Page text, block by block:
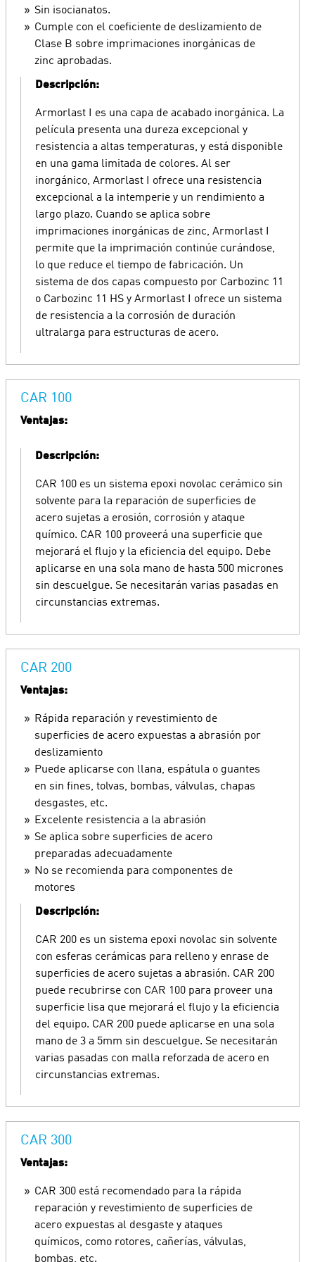
Sin isocianatos.
Cumple con el coeficiente de deslizamiento de
Clase B sobre imprimaciones inorgánicas de
zinc aprobadas.
Descripción:
Armorlast I es una capa de acabado inorgánica. La
película presenta una dureza excepcional y
resistencia a altas temperaturas, y está disponible
en una gama limitada de colores. Al ser
inorgánico, Armorlast I ofrece una resistencia
excepcional a la intemperie y un rendimiento a
largo plazo. Cuando se aplica sobre
imprimaciones inorgánicas de zinc, Armorlast I
permite que la imprimación continúe curándose,
lo que reduce el tiempo de fabricación. Un
sistema de dos capas compuesto por Carbozinc 11
o Carbozinc 11 HS y Armorlast I ofrece un sistema
de resistencia a la corrosión de duración
ultralarga para estructuras de acero.
CAR 100
Ventajas:
Descripción:
CAR 100 es un sistema epoxi novolac cerámico sin
solvente para la reparación de superficies de
acero sujetas a erosión, corrosión y ataque
químico. CAR 100 proveerá una superficie que
mejorará el flujo y la eficiencia del equipo. Debe
aplicarse en una sola mano de hasta 500 micrones
sin descuelgue. Se necesitarán varias pasadas en
circunstancias extremas.
CAR 200
Ventajas:
Rápida reparación y revestimiento de
superficies de acero expuestas a abrasión por
deslizamiento
Puede aplicarse con llana, espátula o guantes
en sin fines, tolvas, bombas, válvulas, chapas
desgastes, etc.
Excelente resistencia a la abrasión
Se aplica sobre superficies de acero
preparadas adecuadamente
No se recomienda para componentes de
motores
Descripción:
CAR 200 es un sistema epoxi novolac sin solvente
con esferas cerámicas para relleno y enrase de
superficies de acero sujetas a abrasión. CAR 200
puede recubrirse con CAR 100 para proveer una
superficie lisa que mejorará el flujo y la eficiencia
del equipo. CAR 200 puede aplicarse en una sola
mano de 3 a 5mm sin descuelgue. Se necesitarán
varias pasadas con malla reforzada de acero en
circunstancias extremas.
CAR 300
Ventajas:
CAR 300 está recomendado para la rápida
reparación y revestimiento de superficies de
acero expuestas al desgaste y ataques
químicos, como rotores, cañerías, válvulas,
bombas, etc.